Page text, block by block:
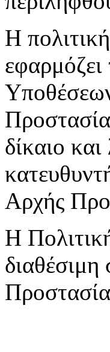
Η
δίκαιο
Αρχής
Η